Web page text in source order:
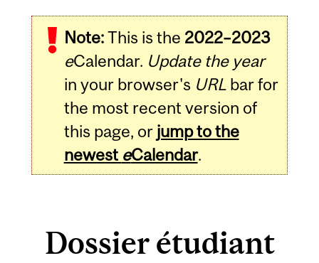
Note:This is the 2022–2023
eCalendar. Update the year
in your browser's URLbar for
the most recent version of
this page, or jump to the
newest eCalendar.
Dossier étudiant